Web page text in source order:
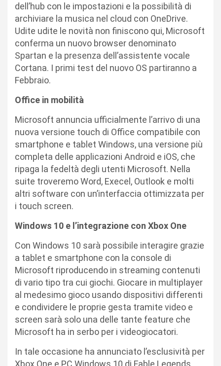
dell’hub con le impostazioni e la possibilità di
archiviare la musica nel cloud con OneDrive.
Udite udite le novità non finiscono qui, Microsoft
conferma un nuovo browser denominato
Spartan e la presenza dell’assistente vocale
Cortana. I primi test del nuovo OS partiranno a
Febbraio.
Office in mobilità
Microsoft annuncia ufficialmente l’arrivo di una
nuova versione touch di Office compatibile con
smartphone e tablet Windows, una versione più
completa delle applicazioni Android e iOS, che
ripaga la fedeltà degli utenti Microsoft. Nella
suite troveremo Word, Execel, Outlook e molti
altri software con un’interfaccia ottimizzata per
i touch screen.
Windows 10 e l’integrazione con Xbox One
Con Windows 10 sarà possibile interagire grazie
a tablet e smartphone con la console di
Microsoft riproducendo in streaming contenuti
di vario tipo tra cui giochi. Giocare in multiplayer
al medesimo gioco usando dispositivi differenti
e condividere le proprie gesta tramite video e
screen sarà solo una delle tante feature che
Microsoft ha in serbo per i videogiocatori.
In tale occasione ha annunciato l’esclusività per
Xbox One e PC Windows 10 di Fable Legends